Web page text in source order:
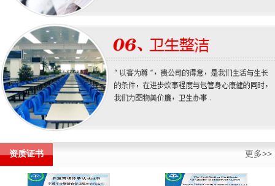
资质证书 更多>>